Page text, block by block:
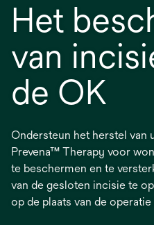
Het
van
de OK
Ondersteun het herstel van
Prevena™ Therapy voor
te beschermen en te
van de gesloten incisie te
op de plaats van de